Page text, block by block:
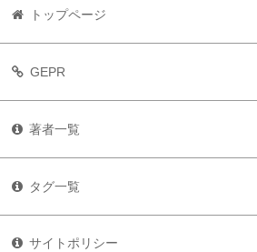
トップページ
GEPR
著者一覧
タグ一覧
サイトポリシー